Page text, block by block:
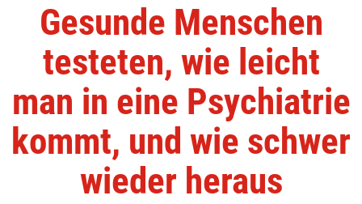
Gesunde Menschen
testeten, wie leicht
man in eine Psychiatrie
kommt, und wie schwer
wieder heraus